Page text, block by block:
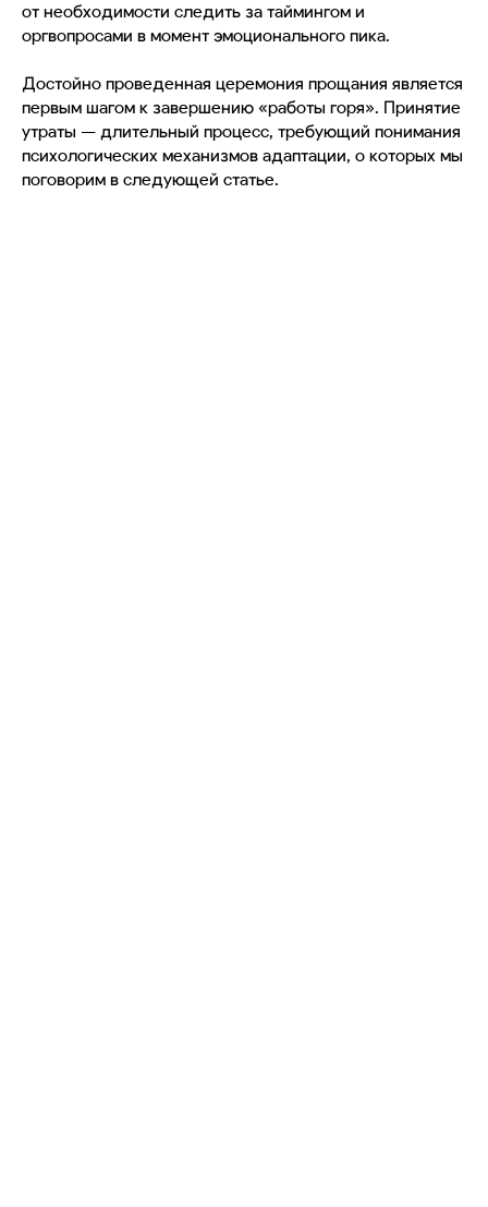
от необходимости следить за таймингом и
оргвопросами в момент эмоционального пика.
Достойно проведенная церемония прощания является
первым шагом к завершению «работы горя». Принятие
утраты — длительный процесс, требующий понимания
психологических механизмов адаптации, о которых мы
поговорим в следующей статье.